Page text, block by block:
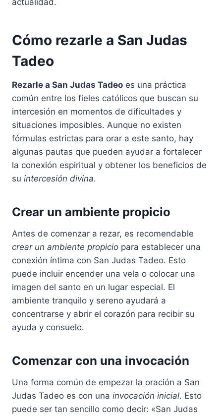
actualidad.
Cómo rezarle a San Judas
Tadeo
Rezarle a San Judas Tadeo es una práctica
común entre los fieles católicos que buscan su
intercesión en momentos de dificultades y
situaciones imposibles. Aunque no existen
fórmulas estrictas para orar a este santo, hay
algunas pautas que pueden ayudar a fortalecer
la conexión espiritual y obtener los beneficios de
su intercesión divina.
Crear un ambiente propicio
Antes de comenzar a rezar, es recomendable
crear un ambiente propicio para establecer una
conexión íntima con San Judas Tadeo. Esto
puede incluir encender una vela o colocar una
imagen del santo en un lugar especial. El
ambiente tranquilo y sereno ayudará a
concentrarse y abrir el corazón para recibir su
ayuda y consuelo.
Comenzar con una invocación
Una forma común de empezar la oración a San
Judas Tadeo es con una invocación inicial. Esto
puede ser tan sencillo como decir: «San Judas